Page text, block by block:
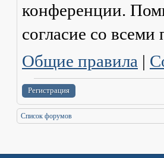
конференции.
согласие со всеми
Общие правила |
Регистрация
Список форумов